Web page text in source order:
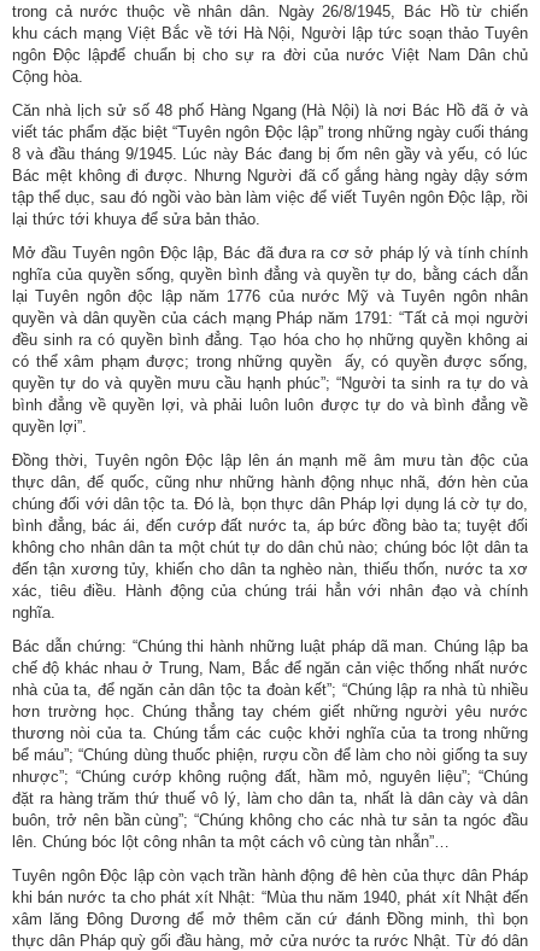
trong cả nước thuộc về nhân dân. Ngày 26/8/1945, Bác Hồ từ chiến
khu cách mạng Việt Bắc về tới Hà Nội, Người lập tức soạn thảo Tuyên
ngôn Độc lậpđể chuẩn bị cho sự ra đời của nước Việt Nam Dân chủ
Cộng hòa.
Căn nhà lịch sử số 48 phố Hàng Ngang (Hà Nội) là nơi Bác Hồ đã ở và
viết tác phẩm đặc biệt “Tuyên ngôn Độc lập” trong những ngày cuối tháng
8 và đầu tháng 9/1945. Lúc này Bác đang bị ốm nên gầy và yếu, có lúc
Bác mệt không đi được. Nhưng Người đã cố gắng hàng ngày dậy sớm
tập thể dục, sau đó ngồi vào bàn làm việc để viết Tuyên ngôn Độc lập, rồi
lại thức tới khuya để sửa bản thảo.
Mở đầu Tuyên ngôn Độc lập, Bác đã đưa ra cơ sở pháp lý và tính chính
nghĩa của quyền sống, quyền bình đẳng và quyền tự do, bằng cách dẫn
lại Tuyên ngôn độc lập năm 1776 của nước Mỹ và Tuyên ngôn nhân
quyền và dân quyền của cách mạng Pháp năm 1791: “Tất cả mọi người
đều sinh ra có quyền bình đẳng. Tạo hóa cho họ những quyền không ai
có thể xâm phạm được; trong những quyền ấy, có quyền được sống,
quyền tự do và quyền mưu cầu hạnh phúc”; “Người ta sinh ra tự do và
bình đẳng về quyền lợi, và phải luôn luôn được tự do và bình đẳng về
quyền lợi”.
Đồng thời, Tuyên ngôn Độc lập lên án mạnh mẽ âm mưu tàn độc của
thực dân, đế quốc, cũng như những hành động nhục nhã, đớn hèn của
chúng đối với dân tộc ta. Đó là, bọn thực dân Pháp lợi dụng lá cờ tự do,
bình đẳng, bác ái, đến cướp đất nước ta, áp bức đồng bào ta; tuyệt đối
không cho nhân dân ta một chút tự do dân chủ nào; chúng bóc lột dân ta
đến tận xương tủy, khiến cho dân ta nghèo nàn, thiếu thốn, nước ta xơ
xác, tiêu điều. Hành động của chúng trái hẳn với nhân đạo và chính
nghĩa.
Bác dẫn chứng: “Chúng thi hành những luật pháp dã man. Chúng lập ba
chế độ khác nhau ở Trung, Nam, Bắc để ngăn cản việc thống nhất nước
nhà của ta, để ngăn cản dân tộc ta đoàn kết”; “Chúng lập ra nhà tù nhiều
hơn trường học. Chúng thẳng tay chém giết những người yêu nước
thương nòi của ta. Chúng tắm các cuộc khởi nghĩa của ta trong những
bể máu”; “Chúng dùng thuốc phiện, rượu cồn để làm cho nòi giống ta suy
nhược”; “Chúng cướp không ruộng đất, hầm mỏ, nguyên liệu”; “Chúng
đặt ra hàng trăm thứ thuế vô lý, làm cho dân ta, nhất là dân cày và dân
buôn, trở nên bần cùng”; “Chúng không cho các nhà tư sản ta ngóc đầu
lên. Chúng bóc lột công nhân ta một cách vô cùng tàn nhẫn”…
Tuyên ngôn Độc lập còn vạch trần hành động đê hèn của thực dân Pháp
khi bán nước ta cho phát xít Nhật: “Mùa thu năm 1940, phát xít Nhật đến
xâm lăng Đông Dương để mở thêm căn cứ đánh Đồng minh, thì bọn
thực dân Pháp quỳ gối đầu hàng, mở cửa nước ta rước Nhật. Từ đó dân